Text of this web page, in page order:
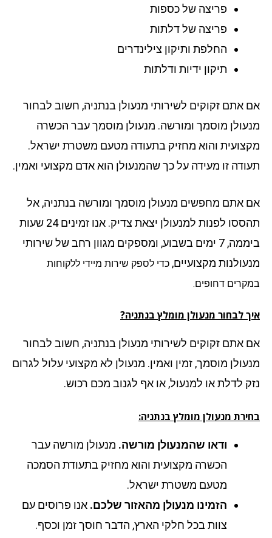
פריצה של כספות
פריצה של דלתות
החלפת ותיקון צילינדרים
תיקון ידיות ודלתות
אתם זקוקים לשירותי מנעולן בנתניה, חשוב לבחור
מוסמך ומורשה. מנעולן מוסמך עבר הכשרה
והוא מחזיק בתעודה מטעם משטרת ישראל.
זו מעידה על כך שהמנעולן הוא אדם מקצועי ואמין.
אתם מחפשים מנעולן מוסמך ומורשה בנתניה, אל
תהססו לפנות למנעולן יצאת צדיק. אנו זמינים 24 שעות
ביממה, 7 ימים בשבוע, ומספקים מגוון רחב של שירותי
מקצועיים,כדי לספק שירות מיידי ללקוחות
דחופים.
לבחור מנעולן מומלץ בנתניה?
אתם זקוקים לשירותי מנעולן בנתניה, חשוב לבחור
מוסמך, זמין ואמין. מנעולן לא מקצועי עלול לגרום
לדלת או למנעול, או אף לגנוב מכם רכוש.
מנעולן מומלץ בנתניה:
ודאו שהמנעולן מורשה.מנעולן מורשה עבר
הכשרה מקצועית והוא מחזיק בתעודת הסמכה
מטעם משטרת ישראל.
הזמינו מנעולן מהאזור שלכם.אנו פרוסים עם
צוות בכל חלקי הארץ, הדבר חוסך זמן וכסף.